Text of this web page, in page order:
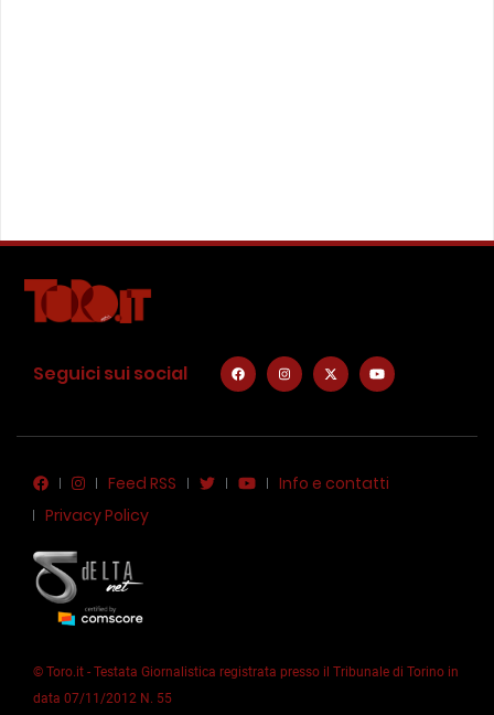
Seguici sui social
Feed RSS
Info e contatti
Privacy Policy
© Toro.it - Testata Giornalistica registrata presso il Tribunale di Torino in
data 07/11/2012 N. 55